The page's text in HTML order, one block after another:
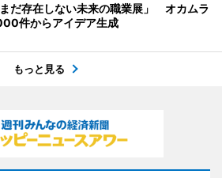
だ存在しない未来の職業展」 オカムラ
件からアイデア生成
もっと見る